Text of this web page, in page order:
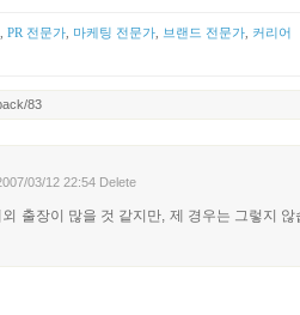
PR 전문가, 마케팅 전문가, 브랜드 전문가, 커리어
83
03/12 22:54 Delete
출장이 많을 것 같지만, 제 경우는 그렇지